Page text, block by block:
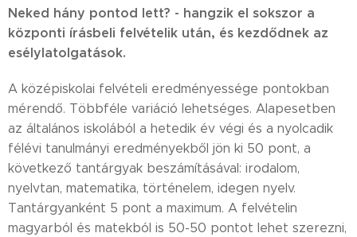
Neked hány pontod lett? - hangzik el sokszor a
központi írásbeli felvételik után, és kezdődnek az
esélylatolgatások.
A középiskolai felvételi eredményessége pontokban
mérendő. Többféle variáció lehetséges. Alapesetben
az általános iskolából a hetedik év végi és a nyolcadik
félévi tanulmányi eredményekből jön ki 50 pont, a
következő tantárgyak beszámításával: irodalom,
nyelvtan, matematika, történelem, idegen nyelv.
Tantárgyanként 5 pont a maximum. A felvételin
magyarból és matekból is 50-50 pontot lehet szerezni,